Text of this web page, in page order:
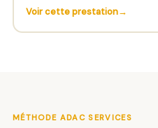
Voir cette prestation
MÉTHODE ADAC SERVICES